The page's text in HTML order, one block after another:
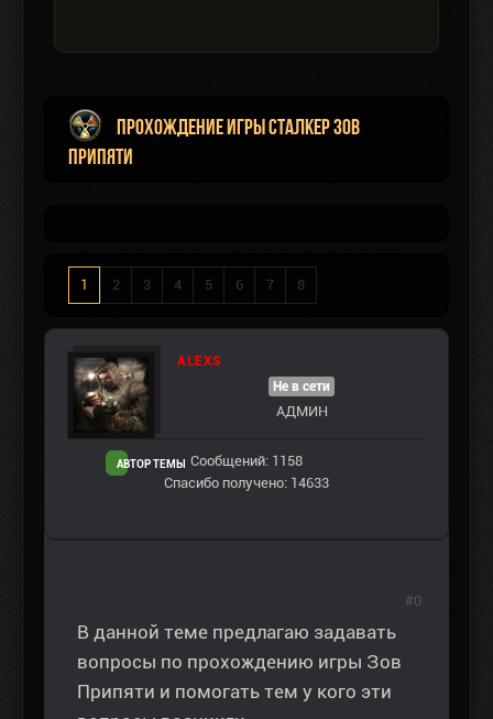
Прохождение игры Сталкер Зов
Припяти
1 2 3 4 5 6 7 8
ALEXS
АВТОР ТЕМЫ
Не в сети
АДМИН
Сообщений: 1158
Спасибо получено: 14633
В данной теме предлагаю задавать
вопросы по прохождению игры Зов
Припяти и помогать тем у кого эти
#0